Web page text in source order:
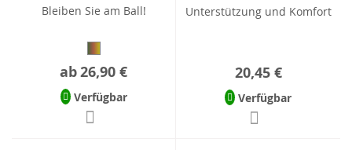
Bleiben Sie am Ball!
ab26,90 €
Verfügbar
Unterstützung und Komfort
20,45 €
Verfügbar